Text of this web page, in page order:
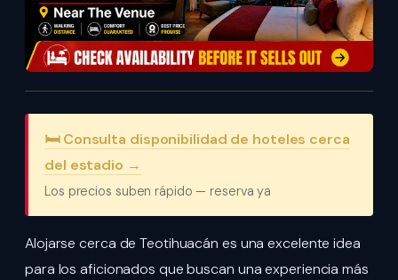
🛏️ Consulta disponibilidad de hoteles cerca
del estadio →
Los precios suben rápido — reserva ya
Alojarse cerca de Teotihuacán es una excelente idea
para los aficionados que buscan una experiencia más